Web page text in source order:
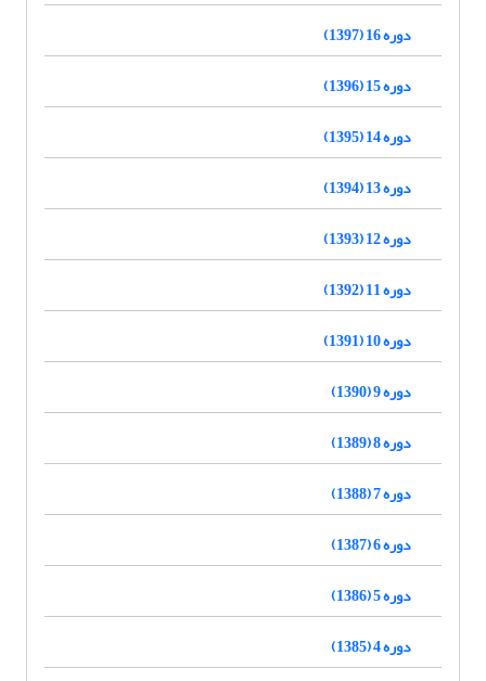
دوره 16 (1397)
دوره 15 (1396)
دوره 14 (1395)
دوره 13 (1394)
دوره 12 (1393)
دوره 11 (1392)
دوره 10 (1391)
دوره 9 (1390)
دوره 8 (1389)
دوره 7 (1388)
دوره 6 (1387)
دوره 5 (1386)
دوره 4 (1385)